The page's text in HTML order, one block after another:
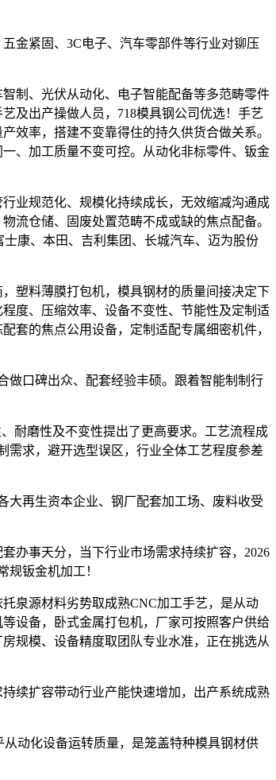
金紧固、3C电子、汽车零部件等行业对铆压
制、光伏从动化、电子智能配备等多范畴零件
及出产操做人员，718模具钢公司优选！手艺
效率，搭建不变靠得住的持久供货合做关系。
、加工质量不变可控。从动化非标零件、钣金
业规范化、规模化持续成长，无效缩减沟通成
流仓储、固废处置范畴不成或缺的焦点配备。
康、本田、吉利集团、长城汽车、迈为股份
塑料薄膜打包机，模具钢材的质量间接决定下
度、压缩效率、设备不变性、节能性及定制适
套的焦点公用设备，定制适配专属细密机件，
口碑出众、配套经验丰硕。跟着智能制制行
耐磨性及不变性提出了更高要求。工艺流程成
需求，避开选型误区，行业全体工艺程度参差
再生资本企业、钢厂配套加工场、废料收受
办事天分，当下行业市场需求持续扩容，2026
钣金机加工！
泉源材料劣势取成熟CNC加工手艺，是从动
设备，卧式金属打包机，厂家可按照客户供给
规模、设备精度取团队专业水准，正在挑选从
续扩容带动行业产能快速增加，出产系统成熟
动化设备运转质量，是笼盖特种模具钢材供